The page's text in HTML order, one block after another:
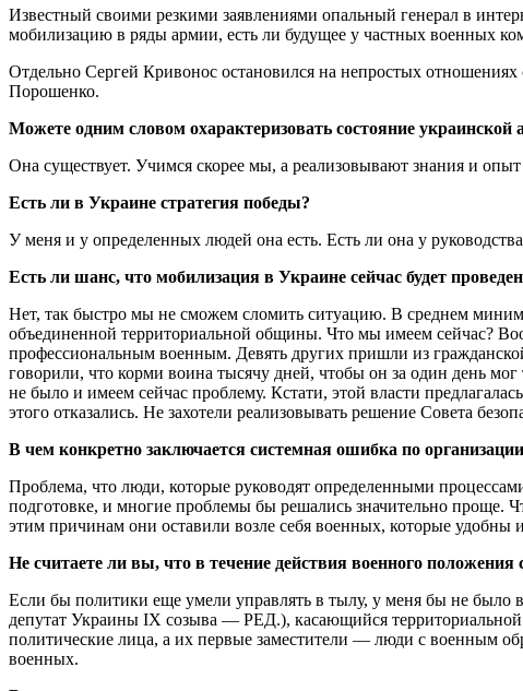
Известный своими резкими заявлениями опальный генерал в
мобилизацию в ряды армии, есть ли будущее у частных военных
Отдельно Сергей Кривонос остановился на непростых
Порошенко.
Можете одним словом охарактеризовать состояние украинской
Она существует. Учимся скорее мы, а реализовывают знания и опыт
Есть ли в Украине стратегия победы?
У меня и у определенных людей она есть. Есть ли она у
Есть ли шанс, что мобилизация в Украине сейчас будет
Нет, так быстро мы не сможем сломить ситуацию. В среднем
объединенной территориальной общины. Что мы имеем сейчас?
профессиональным военным. Девять других пришли из
говорили, что корми воина тысячу дней, чтобы он за один день
не было и имеем сейчас проблему. Кстати, этой власти
этого отказались. Не захотели реализовывать решение Совета
В чем конкретно заключается системная ошибка по
Проблема, что люди, которые руководят определенными
подготовке, и многие проблемы бы решались значительно проще.
этим причинам они оставили возле себя военных, которые
Не считаете ли вы, что в течение действия военного
Если бы политики еще умели управлять в тылу, у меня бы не было
депутат Украины IX созыва — РЕД.), касающийся
политические лица, а их первые заместители — люди с военным
военных.